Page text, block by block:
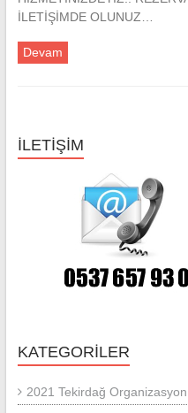
İLETİŞİMDE OLUNUZ…
Devam
İLETİŞİM
KATEGORILER
2021 Tekirdağ Organizasyon